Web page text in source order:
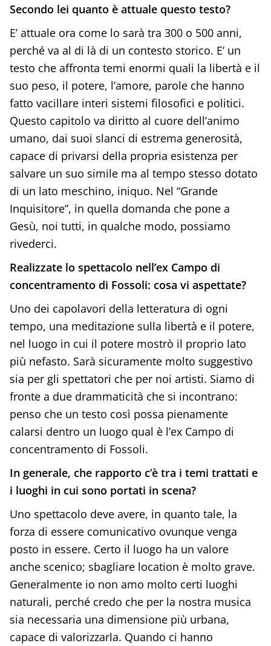
Secondo lei quanto è attuale questo testo?
E’ attuale ora come lo sarà tra 300 o 500 anni,
perché va al di là di un contesto storico. E’ un
testo che affronta temi enormi quali la libertà e il
suo peso, il potere, l’amore, parole che hanno
fatto vacillare interi sistemi filosofici e politici.
Questo capitolo va diritto al cuore dell’animo
umano, dai suoi slanci di estrema generosità,
capace di privarsi della propria esistenza per
salvare un suo simile ma al tempo stesso dotato
di un lato meschino, iniquo. Nel “Grande
Inquisitore”, in quella domanda che pone a
Gesù, noi tutti, in qualche modo, possiamo
rivederci.
Realizzate lo spettacolo nell’ex Campo di
concentramento di Fossoli: cosa vi aspettate?
Uno dei capolavori della letteratura di ogni
tempo, una meditazione sulla libertà e il potere,
nel luogo in cui il potere mostrò il proprio lato
più nefasto. Sarà sicuramente molto suggestivo
sia per gli spettatori che per noi artisti. Siamo di
fronte a due drammaticità che si incontrano:
penso che un testo così possa pienamente
calarsi dentro un luogo qual è l’ex Campo di
concentramento di Fossoli.
In generale, che rapporto c’è tra i temi trattati e
i luoghi in cui sono portati in scena?
Uno spettacolo deve avere, in quanto tale, la
forza di essere comunicativo ovunque venga
posto in essere. Certo il luogo ha un valore
anche scenico; sbagliare location è molto grave.
Generalmente io non amo molto certi luoghi
naturali, perché credo che per la nostra musica
sia necessaria una dimensione più urbana,
capace di valorizzarla. Quando ci hanno